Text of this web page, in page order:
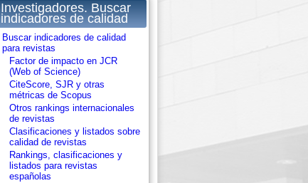
Investigadores. Buscar
indicadores de calidad
Buscar indicadores de calidad
para revistas
Factor de impacto en JCR
(Web of Science)
CiteScore, SJR y otras
métricas de Scopus
Otros rankings internacionales
de revistas
Clasificaciones y listados sobre
calidad de revistas
Rankings, clasificaciones y
listados para revistas
españolas